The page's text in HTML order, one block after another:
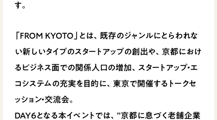
す。
「FROM KYOTO」とは、既存のジャンルにとらわれな
い新しいタイプのスタートアップの創出や、京都におけ
るビジネス面での関係人口の増加、スタートアップ・エ
コシステムの充実を目的に、東京で開催するトークセ
ッション・交流会。
DAY6となる本イベントでは、”京都に息づく老舗企業